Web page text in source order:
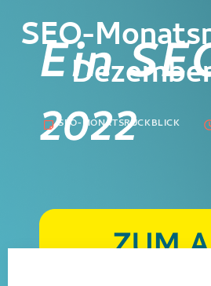
SEO-
SEO-MONATSRÜCKBLICK